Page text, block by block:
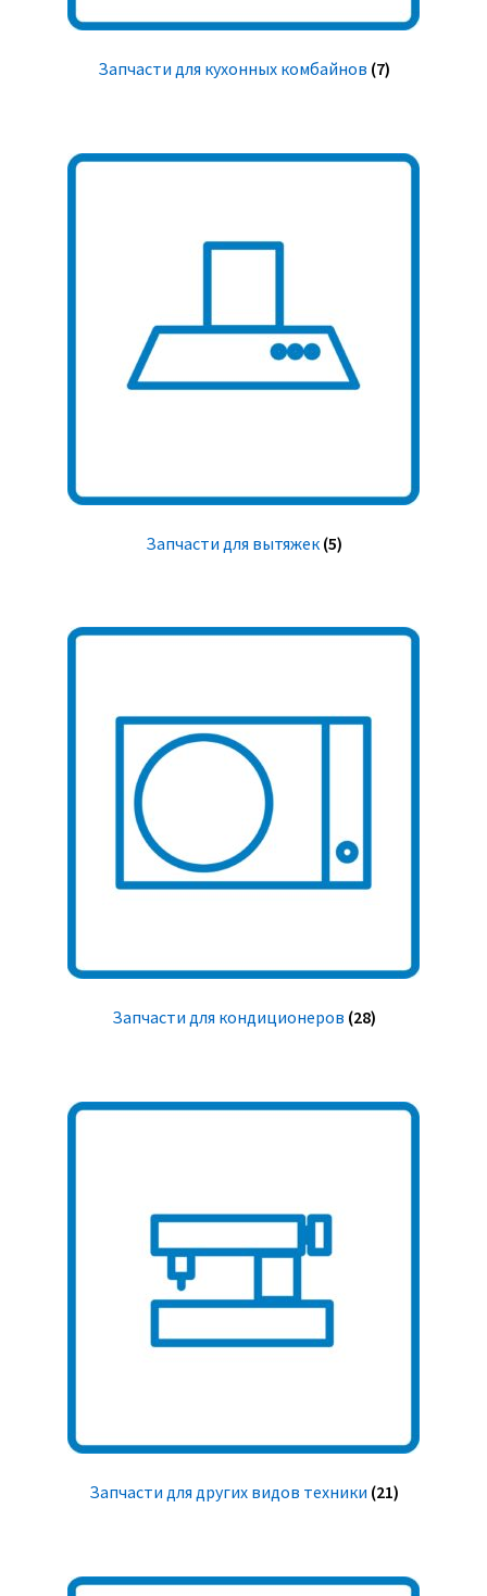
Запчасти для кухонных комбайнов (7)
Запчасти для вытяжек (5)
Запчасти для кондиционеров (28)
Запчасти для других видов техники (21)